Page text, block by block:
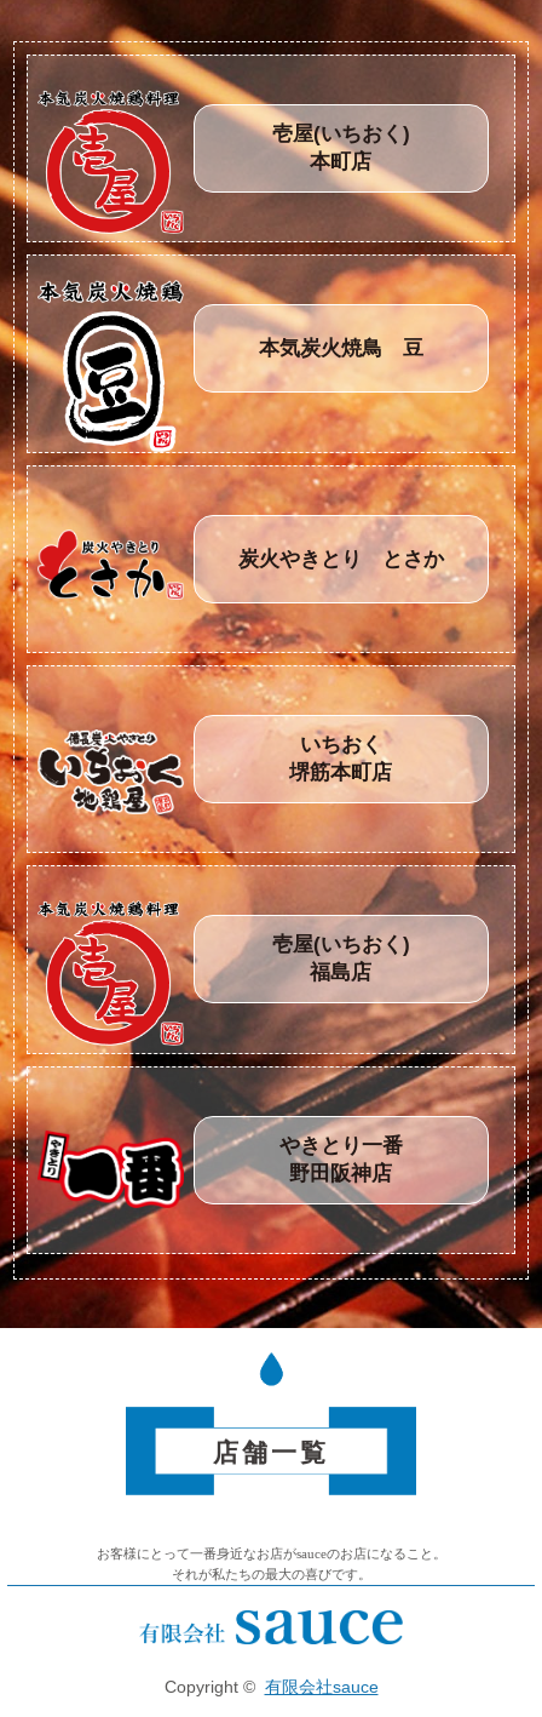
壱屋(いちおく)
本町店
本気炭火焼鳥 豆
炭火やきとり とさか
いちおく
堺筋本町店
壱屋(いちおく)
福島店
やきとり一番
野田阪神店
店舗一覧
お客様にとって一番身近なお店がsauceのお店になること。
それが私たちの最大の喜びです。
Copyright © 有限会社sauce